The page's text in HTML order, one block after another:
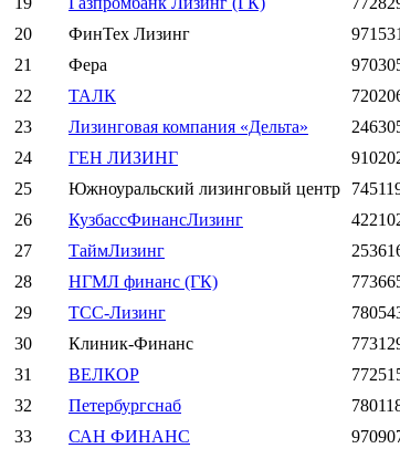
20
ФинТех Лизинг
21
Фера
22
ТАЛК
23
Лизинговая компания «Дельта»
24
ГЕН ЛИЗИНГ
25
Южноуральский лизинговый центр
26
КузбассФинансЛизинг
27
ТаймЛизинг
28
НГМЛ финанс (ГК)
29
ТСС-Лизинг
30
Клиник-Финанс
31
ВЕЛКОР
32
Петербургснаб
33
САН ФИНАНС